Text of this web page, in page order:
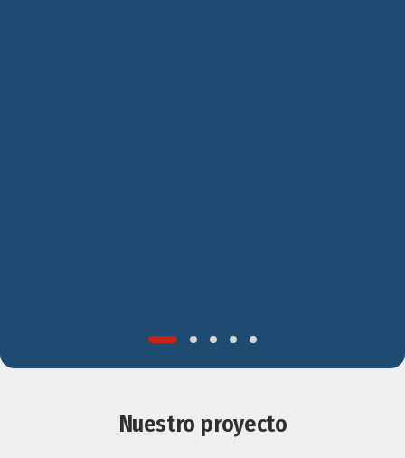
Nuestro proyecto